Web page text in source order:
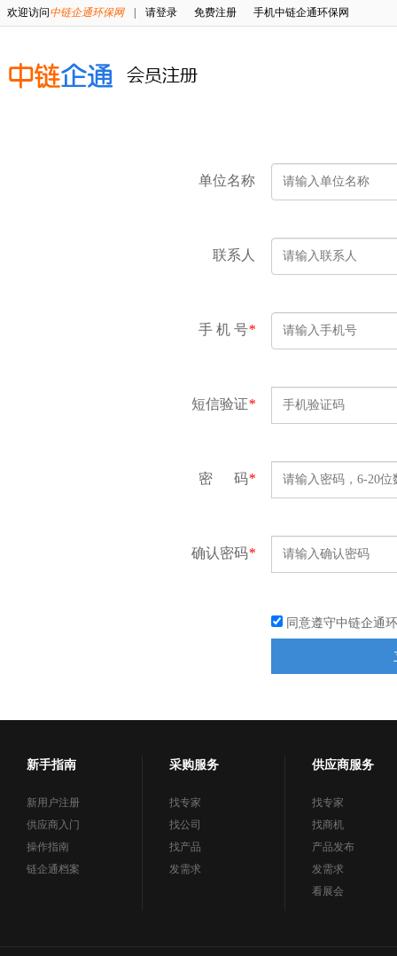
欢迎访问中链企通环保网 请登录 免费注册 手机中链企通环保网
单位名称
联系人
手 机 号*
短信验证*
密 码*
确认密码*
同意遵守中链企通
新手指南
新用户注册
供应商入门
操作指南
链企通档案
采购服务
找专家
找公司
找产品
发需求
供应商服务
找专家
找商机
产品发布
发需求
看展会